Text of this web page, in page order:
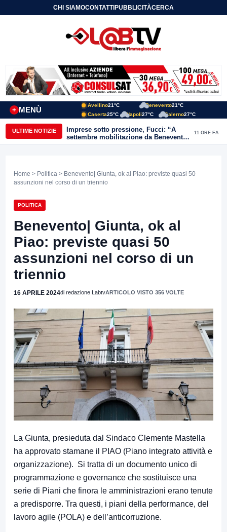
CHI SIAMOCONTATTIPUBBLICITÀCERCA
MENÙ
+
Avellino21°C Benevento21°C
Caserta25°C Napoli27°C Salerno27°C
ULTIME NOTIZIE
Imprese sotto pressione, Fucci: “A
settembre mobilitazione da Benevento
e Avellino”
11 ORE FA
Home > Politica > Benevento| Giunta, ok al Piao: previste quasi 50
assunzioni nel corso di un triennio
POLITICA
Benevento| Giunta, ok al
Piao: previste quasi 50
assunzioni nel corso di un
triennio
16 APRILE 2024di redazione LabtvARTICOLO VISTO 356 VOLTE
La Giunta, presieduta dal Sindaco Clemente Mastella
ha approvato stamane il PIAO (Piano integrato attività e
organizzazione). Si tratta di un documento unico di
programmazione e governance che sostituisce una
serie di Piani che finora le amministrazioni erano tenute
a predisporre. Tra questi, i piani della performance, del
lavoro agile (POLA) e dell’anticorruzione.